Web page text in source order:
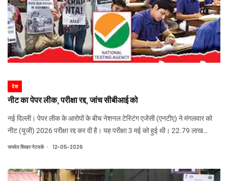
देश
नीट का पेपर लीक, परीक्षा रद्द, जांच सीबीआई को
नई दिल्ली। पेपर लीक के आरोपों के बीच नेशनल टेस्टिंग एजेंसी (एनटीए) ने मंगलवार को
नीट (यूजी) 2026 परीक्षा रद्द कर दी है। यह परीक्षा 3 मई को हुई थी। 22.79 लाख
स्टूडेंट्स ने परीक्षा दी थी। एनटीए डीजी अभिषेक सिंह ने कहा कि इस गड़बड़ी के लिए हम
समवेत शिखर नेटवर्क . 12-05-2026